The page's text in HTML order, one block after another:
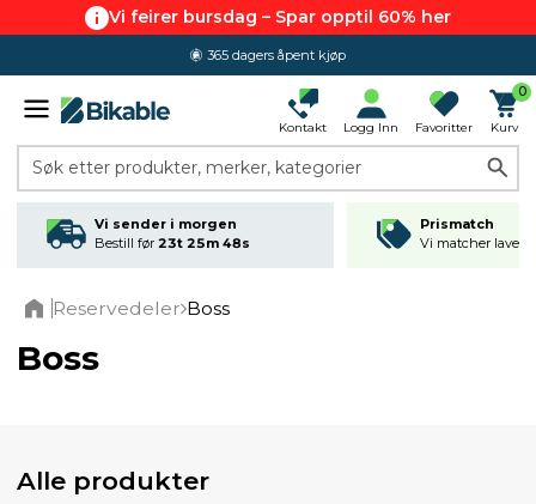
Vi feirer bursdag – Spar opptil 60% her
365 dagers åpent kjøp
Kontakt Logg Inn Favoritter
0
Kurv
Søk etter produkter, merker, kategorier
Vi sender i morgen
Bestill før 23t 25m 47s
Prismatch
Vi matcher
Reservedeler Boss
Boss
Alle produkter